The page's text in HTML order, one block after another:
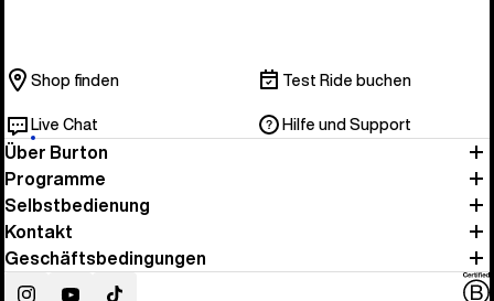
Shop finden Test Ride buchen
Live Chat Hilfe und Support
Über Burton
Programme
Selbstbedienung
Kontakt
Geschäftsbedingungen